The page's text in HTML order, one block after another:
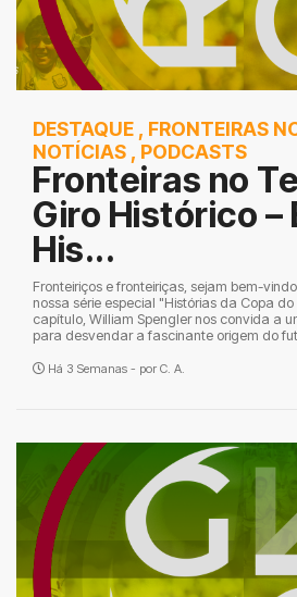
DESTAQUE , FRONTEIRAS
NOTÍCIAS , PODCASTS
Fronteiras no
Giro Histórico –
His...
Fronteiriços e fronteiriças, sejam bem-
nossa série especial "Histórias da Copa
capítulo, William Spengler nos convida a
para desvendar a fascinante origem do
Há 3 Semanas - por C. A.